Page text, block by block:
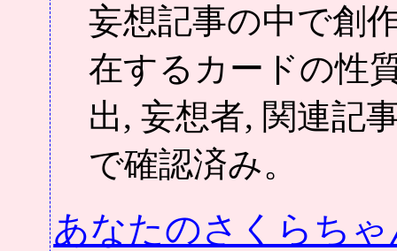
妄想記事の中で創
在するカードの性
出, 妄想者, 関連記
で確認済み。
あなたのさくらち